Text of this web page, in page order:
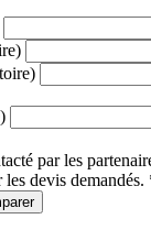
par les
devis demandés.